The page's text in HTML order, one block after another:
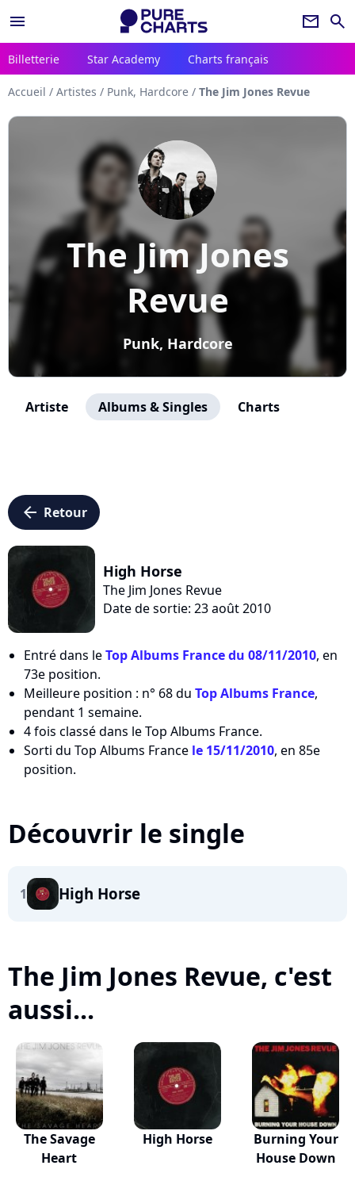
menu newsletter search
Billetterie Star Academy Charts français
Accueil / Artistes / Punk, Hardcore / The Jim Jones Revue
The Jim Jones
Revue
Punk, Hardcore
Artiste Albums & Singles Charts
arrow_left Retour
High Horse
The Jim Jones Revue
Date de sortie: 23 août 2010
Entré dans leTop Albums France du 08/11/2010, en
73e position.
Meilleure position : n° 68 du Top Albums France,
pendant 1 semaine.
4 fois classé dans le Top Albums France.
Sorti du Top Albums France le 15/11/2010, en 85e
position.
Découvrir le single
1 High Horse
The Jim Jones Revue, c'est
aussi...
The Savage
Heart
High Horse
Burning Your
House Down